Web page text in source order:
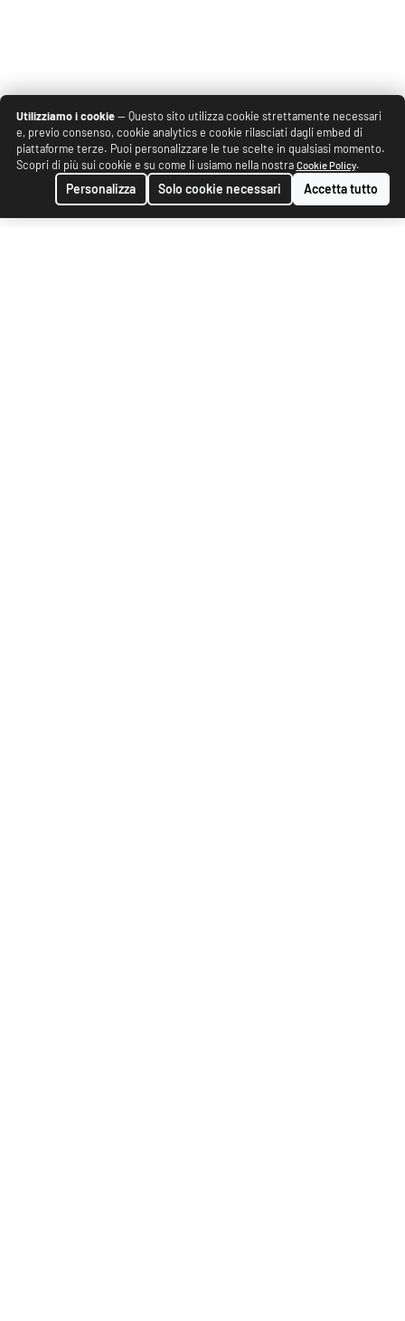
Utilizziamo i cookie— Questo sito utilizza cookie strettamente necessari
e, previo consenso, cookie analytics e cookie rilasciati dagli embed di
piattaforme terze. Puoi personalizzare le tue scelte in qualsiasi momento.
Scopri di più sui cookie e su come li usiamo nella nostra Cookie Policy.
Personalizza Solo cookie necessari Accetta tutto